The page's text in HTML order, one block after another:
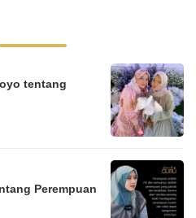
tentang
Perempuan